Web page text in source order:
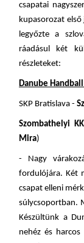
csapatai
kupasorozat
legyőzte a
ráadásul két
részleteket:
Danube
SKP Bratislava -
Szombathelyi
Mira)
- Nagy
fordulójára. Két
csapat elleni
súlycsoportban.
Készültünk a
nehéz és